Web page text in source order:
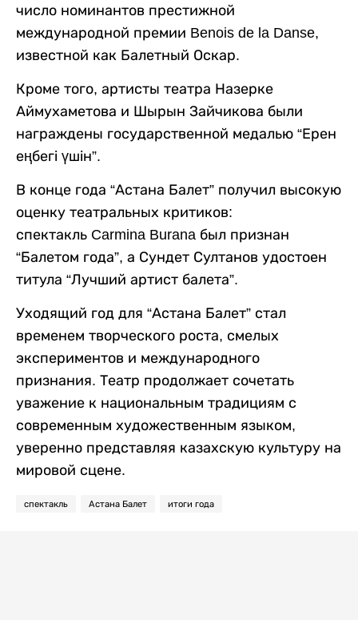
число номинантов престижной
международной премии Benois de la Danse,
известной как Балетный Оскар.
Кроме того, артисты театра Назерке
Аймухаметова и Шырын Зайчикова были
награждены государственной медалью “Ерен
еңбегі үшін”.
В конце года “Астана Балет” получил высокую
оценку театральных критиков:
спектакль Carmina Burana был признан
“Балетом года”, а Сундет Султанов удостоен
титула “Лучший артист балета”.
Уходящий год для “Астана Балет” стал
временем творческого роста, смелых
экспериментов и международного
признания. Театр продолжает сочетать
уважение к национальным традициям с
современным художественным языком,
уверенно представляя казахскую культуру на
мировой сцене.
спектакль Астана Балет итоги года